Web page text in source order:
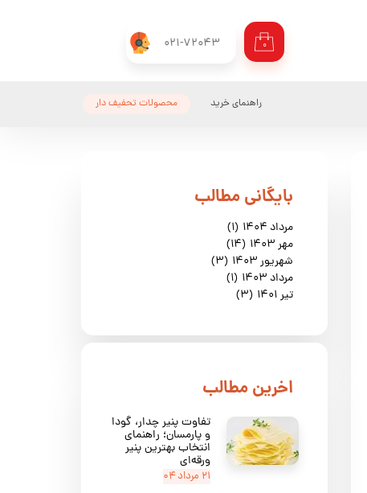
021-72043 ۰
محصولات تحفیف دار راهنمای خرید
مرداد ۱۴۰۴
(۱)
مهر ۱۴۰۳
(۱۴)
شهریور ۱۴۰۳
(۳)
مرداد ۱۴۰۳
(۱)
تیر ۱۴۰۱
(۳)
​بایگانی مطالب
​اخرین مطالب
تفاوت پنیر چدار، گودا
و پارمسان؛ راهنمای
انتخاب بهترین پنیر
ورقه‌ای
۲۱ مرداد ۰۴